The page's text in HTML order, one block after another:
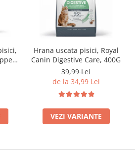
Hrana uscata pisici, Royal
Canin Digestive Care, 400G
39,99 Lei
de la 34,99 Lei
VEZI VARIANTE